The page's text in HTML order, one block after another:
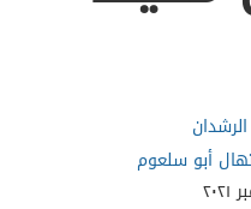
أبو سلعوم